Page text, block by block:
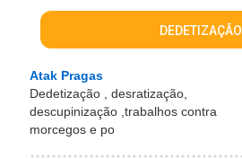
DEDETIZAÇÃO
Atak Pragas
Dedetização , desratização,
descupinização ,trabalhos contra
morcegos e po